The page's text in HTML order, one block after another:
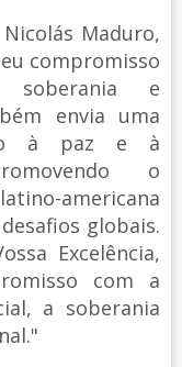
Maduro,
compromisso
e
envia uma
à paz e à
o
americana
globais.
Excelência,
com a
a soberania